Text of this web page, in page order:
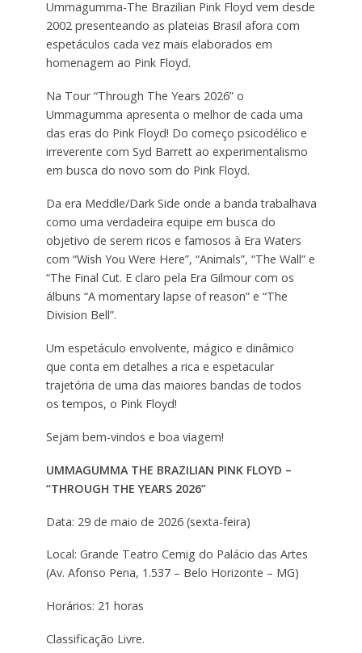
Ummagumma-The Brazilian Pink Floyd vem desde
2002 presenteando as plateias Brasil afora com
espetáculos cada vez mais elaborados em
homenagem ao Pink Floyd.
Na Tour “Through The Years 2026” o
Ummagumma apresenta o melhor de cada uma
das eras do Pink Floyd! Do começo psicodélico e
irreverente com Syd Barrett ao experimentalismo
em busca do novo som do Pink Floyd.
Da era Meddle/Dark Side onde a banda trabalhava
como uma verdadeira equipe em busca do
objetivo de serem ricos e famosos à Era Waters
com “Wish You Were Here”, “Animals”, “The Wall” e
“The Final Cut. E claro pela Era Gilmour com os
álbuns “A momentary lapse of reason” e “The
Division Bell”.
Um espetáculo envolvente, mágico e dinâmico
que conta em detalhes a rica e espetacular
trajetória de uma das maiores bandas de todos
os tempos, o Pink Floyd!
Sejam bem-vindos e boa viagem!
UMMAGUMMA THE BRAZILIAN PINK FLOYD –
“THROUGH THE YEARS 2026”
Data: 29 de maio de 2026 (sexta-feira)
Local: Grande Teatro Cemig do Palácio das Artes
(Av. Afonso Pena, 1.537 – Belo Horizonte – MG)
Horários: 21 horas
Classificação Livre.